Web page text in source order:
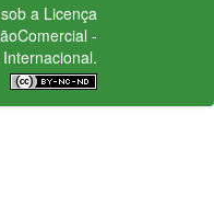
a Licença
-